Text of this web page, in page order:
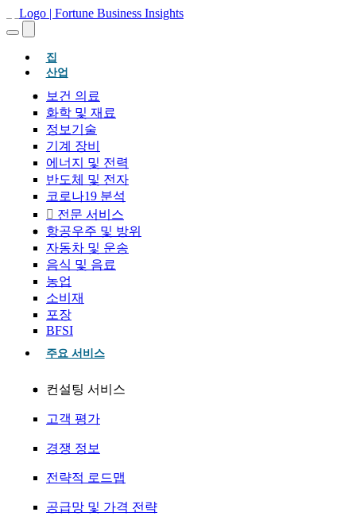
집(현재의)
산업
보건 의료
화학 및 재료
정보기술
기계 장비
에너지 및 전력
반도체 및 전자
코로나19 분석
전문 서비스
항공우주 및 방위
자동차 및 운송
음식 및 음료
농업
소비재
포장
BFSI
주요 서비스
컨설팅 서비스
고객 평가
경쟁 정보
전략적 로드맵
공급망 및 가격 전략